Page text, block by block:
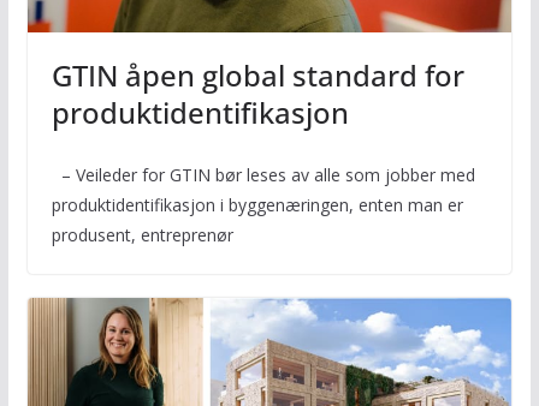
GTIN åpen global standard for
produktidentifikasjon
– Veileder for GTIN bør leses av alle som jobber med
produktidentifikasjon i byggenæringen, enten man er
produsent, entreprenør